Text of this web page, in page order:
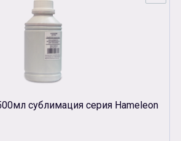
сублимация серия Hameleon